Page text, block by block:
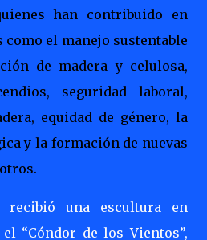
han contribuido en
el manejo sustentable
de madera y celulosa,
seguridad laboral,
equidad de género, la
y la formación de nuevas
recibió una escultura en
“Cóndor de los Vientos”,